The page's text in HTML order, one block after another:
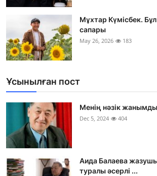
Мұхтар Күмісбек.
сапары
May 26, 2026 183
Ұсынылған пост
Менің нәзік жанымды
Dec 5, 2024 404
Аида Балаева
туралы әсерлі ...